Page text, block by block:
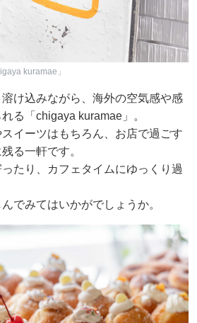
kuramae」
け込みながら、海外の空気感や感
る「chigaya kuramae」。
イーツはもちろん、お店で過ごす
る一軒です。
たり、カフェタイムにゆっくり過
でみてはいかがでしょうか。